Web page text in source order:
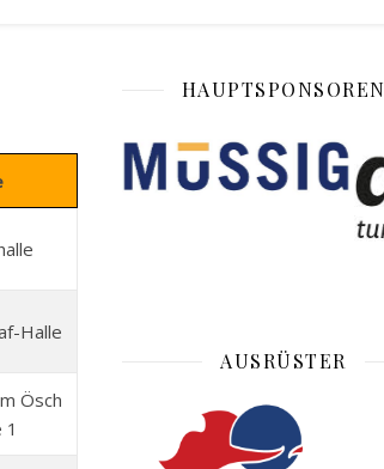
Halle
Ösch
1
HAUPTSPONSOREN
AUSRÜSTER